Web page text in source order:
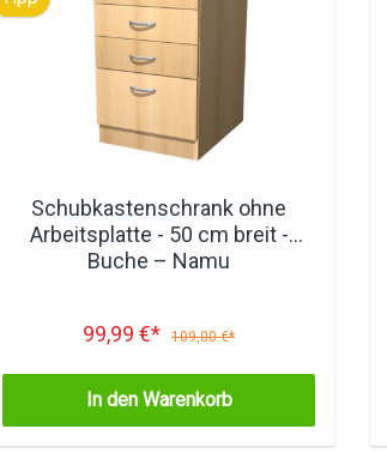
Schubkastenschrank ohne
Arbeitsplatte - 50 cm breit -
Buche – Namu
99,99 €* 109,00 €*
In den Warenkorb